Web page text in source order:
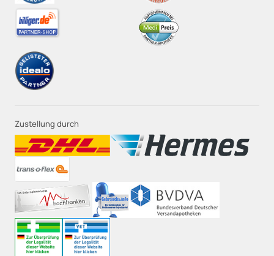
Zustellung durch